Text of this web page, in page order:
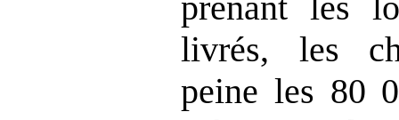
livrés, les
peine les 80